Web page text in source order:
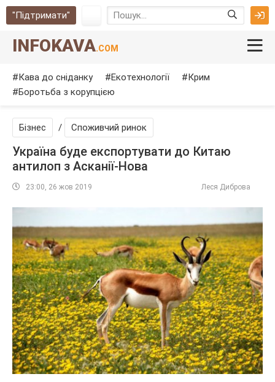
"Підтримати"
INFOKAVA.COM
Кава до сніданку Екотехнології
Крим
Боротьба з корупцією
Бізнес / Споживчий ринок
Україна буде експортувати до Китаю
антилоп з Асканії-Нова
23:00, 26 жов 2019 Леся Диброва